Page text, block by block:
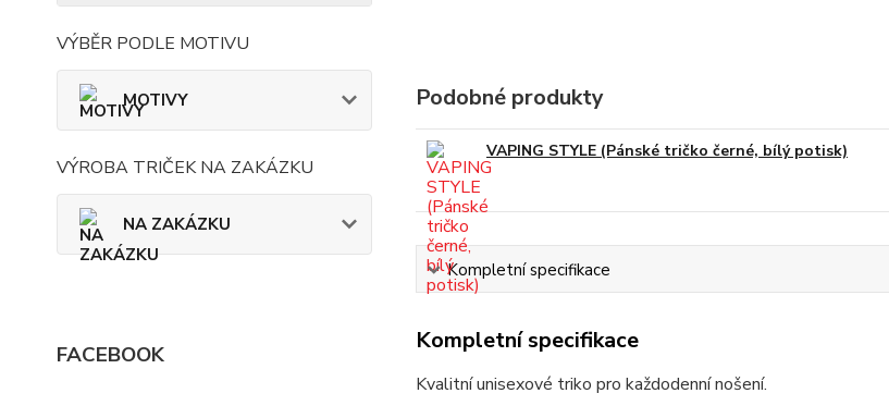
VÝBĚR PODLE MOTIVU
MOTIVY
VÝROBA TRIČEK NA ZAKÁZKU
NA ZAKÁZKU
FACEBOOK
Podobné produkty
VAPING STYLE (Pánské tričko černé, bílý potisk)
Kompletní specifikace
Kompletní specifikace
Kvalitní unisexové triko pro každodenní nošení.